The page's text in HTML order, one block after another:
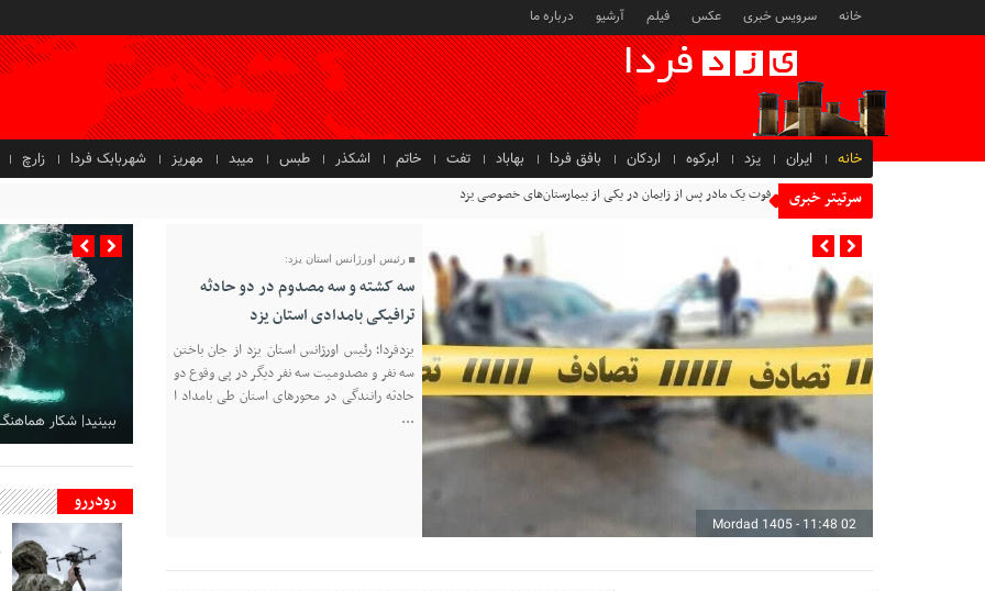
خانه سرویس خبری عکس فیلم آرشیو درباره ما
خانه ایران یزد ابرکوه اردکان بافق فردا بهاباد تفت خاتم اشکذر طبس میبد مهریز شهربابک فردا زارچ
سرتیتر خبری فوت یک مادر پس از زایمان در یکی از بیمارستان‌های خصوصی یزد
02 Mordad 1405 - 11:48
رئیس اورژانس استان یزد:
سه کشته و سه مصدوم در دو حادثه
ترافیکی بامدادی استان یزد
یزدفردا؛ رئیس اورژانس استان یزد از جان باختن
سه نفر و مصدومیت سه نفر دیگر در پی وقوع دو
حادثه رانندگی در محورهای استان طی بامداد ا
...
ببینید| شکار
رودررو